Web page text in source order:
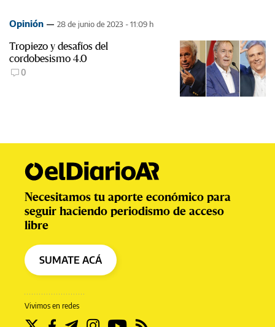
Opinión 28 de junio de 2023 - 11:09 h
Tropiezo y desafíos del
cordobesismo 4.0
0
Vivimos en redes
Necesitamos tu aporte económico para
seguir haciendo periodismo de acceso
libre
SUMATE ACÁ